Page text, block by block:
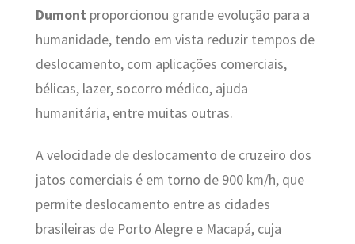
Dumont proporcionou grande evolução para a
humanidade, tendo em vista reduzir tempos de
deslocamento, com aplicações comerciais,
bélicas, lazer, socorro médico, ajuda
humanitária, entre muitas outras.
A velocidade de deslocamento de cruzeiro dos
jatos comerciais é em torno de 900 km/h, que
permite deslocamento entre as cidades
brasileiras de Porto Alegre e Macapá, cuja